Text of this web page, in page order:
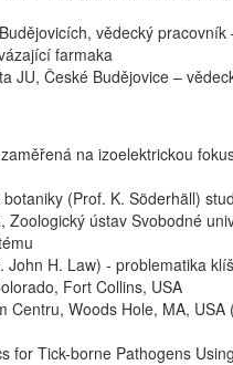
vědecký
farmaka
JU, České Budějovice –
na izoelektrickou
(Prof. K. Söderhäll)
ústav Svobodné
John H. Law) - problematika
Fort Collins, USA
Woods Hole, MA, USA
for Tick-borne Pathogens